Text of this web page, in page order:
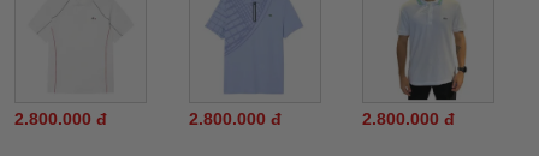
2.800.000 đ 2.800.000 đ 2.800.000 đ